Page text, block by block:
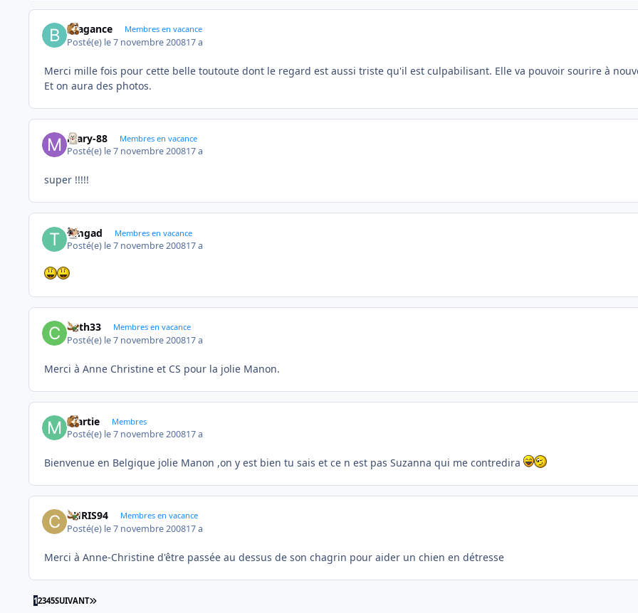
Bragance Membres en vacance
Posté(e) le 7 novembre 200817 a
Merci mille fois pour cette belle toutoute dont le regard est aussi triste qu'il est culpabilisant. Elle va pouvoir sourire à
Et on aura des photos.
mary-88 Membres en vacance
Posté(e) le 7 novembre 200817 a
super !!!!!
timgad Membres en vacance
Posté(e) le 7 novembre 200817 a
Cath33 Membres en vacance
Posté(e) le 7 novembre 200817 a
Merci à Anne Christine et CS pour la jolie Manon.
martie Membres
Posté(e) le 7 novembre 200817 a
Bienvenue en Belgique jolie Manon ,on y est bien tu sais et ce n est pas Suzanna qui me contredira
CHRIS94 Membres en vacance
Posté(e) le 7 novembre 200817 a
Merci à Anne-Christine d'être passée au dessus de son chagrin pour aider un chien en détresse
12345SUIVANT DERNIÈRE PAGE